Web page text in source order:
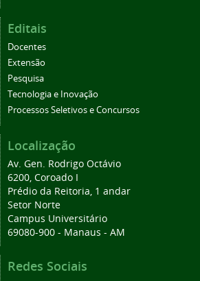
Editais
Docentes
Extensão
Pesquisa
Tecnologia e Inovação
Processos Seletivos e Concursos
Localização
Av. Gen. Rodrigo Octávio
6200, Coroado I
Prédio da Reitoria, 1 andar
Setor Norte
Campus Universitário
69080-900 - Manaus - AM
Redes Sociais